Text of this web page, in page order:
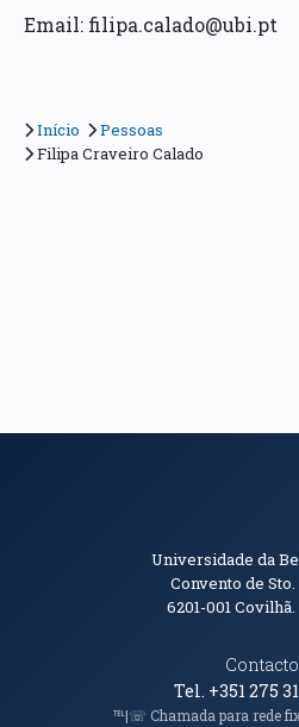
Email: filipa.calado@ubi.pt
Início
Pessoas
Filipa Craveiro Calado
Informações de
Universidade da
Convento de
6201-001Covilhã.
Tel. +351 275
℡|☏ Chamada para rede